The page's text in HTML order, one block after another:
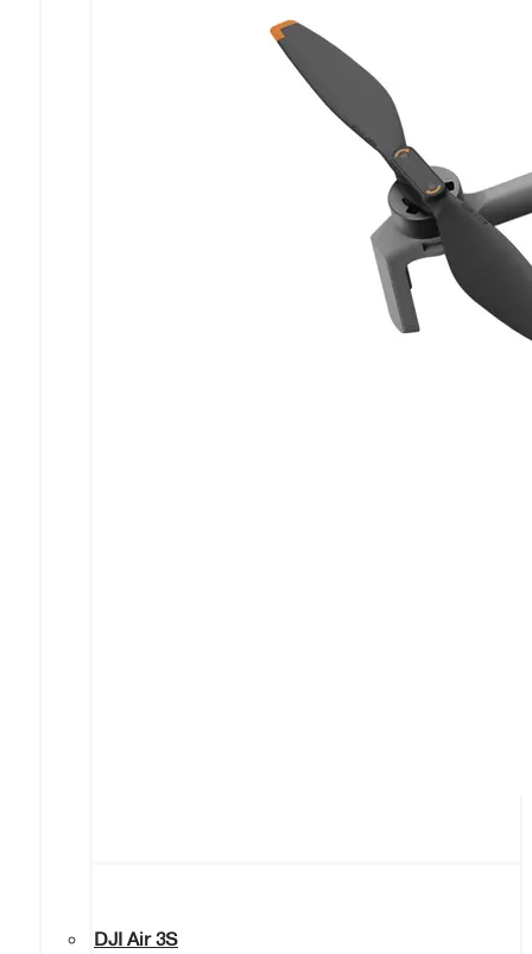
DJI Air 3S